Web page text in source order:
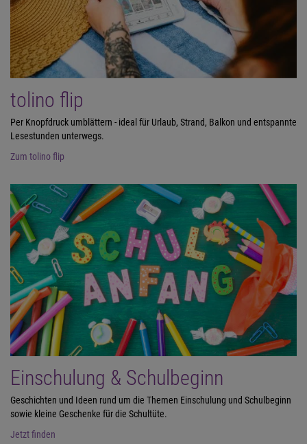
tolino flip
Per Knopfdruck umblättern - ideal für Urlaub, Strand, Balkon und entspannte
Lesestunden unterwegs.
Zum tolino flip
Einschulung & Schulbeginn
Geschichten und Ideen rund um die Themen Einschulung und Schulbeginn
sowie kleine Geschenke für die Schultüte.
Jetzt finden